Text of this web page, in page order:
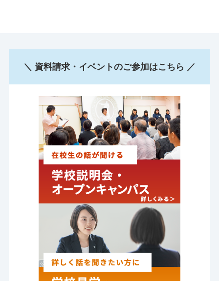
＼ 資料請求・イベントのご参加はこちら ／